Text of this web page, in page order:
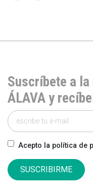
Suscríbete a la
ÁLAVA y
Acepto la política de
SUSCRIBIRME